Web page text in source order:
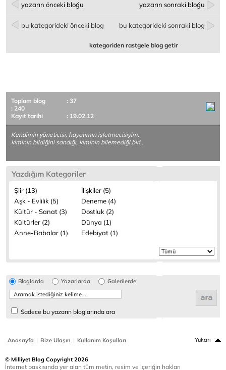
yazarın önceki bloğu yazarın sonraki bloğu
bu kategorideki önceki blog bu kategorideki sonraki blog
kategoriden rastgele blog getir
Toplam blog
: 37
: 240
Kayıt tarihi
: 19.02.12
Kendimin yöneticisi, hayatımın işletmecisiyim,
kiminin bildiğini sandığı, kiminin bilemediği biri..
Yazdığım Kategoriler
Şiir (13)
İlişkiler (5)
Aşk - Evlilik (5)
Deneme (4)
Kültür - Sanat (3)
Dostluk (2)
Kültürler (2)
Dünya (1)
Anne-Babalar (1)
Edebiyat (1)
Bloglarda Yazarlarda Galerilerde
Sadece bu yazarın bloglarında ara
Anasayfa | Bize Ulaşın | Kullanım Koşulları Yukarı
© Milliyet Blog Copyright 2026
İnternet baskısında yer alan tüm metin, resim ve içeriğin hakları